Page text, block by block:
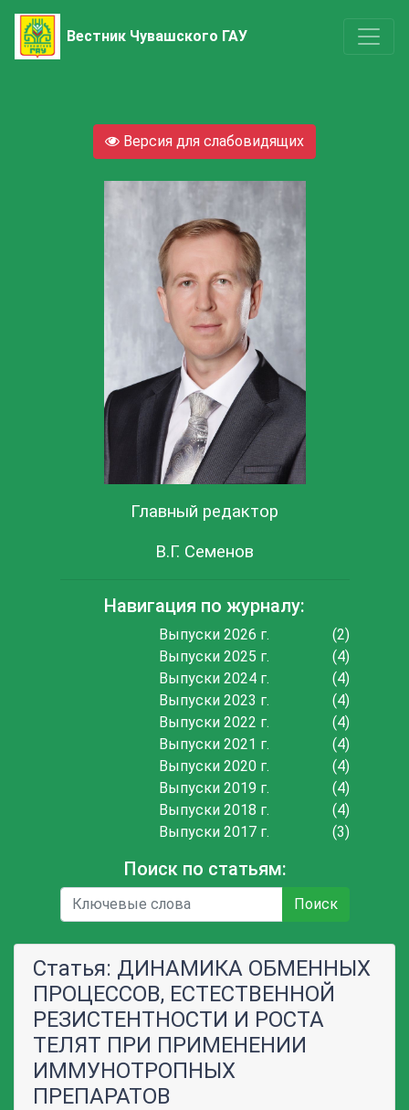
Вестник Чувашского ГАУ
Версия для слабовидящих
Главный редактор
В.Г. Семенов
Навигация по журналу:
Выпуски 2026 г.
(2)
Выпуски 2025 г.
(4)
Выпуски 2024 г.
(4)
Выпуски 2023 г.
(4)
Выпуски 2022 г.
(4)
Выпуски 2021 г.
(4)
Выпуски 2020 г.
(4)
Выпуски 2019 г.
(4)
Выпуски 2018 г.
(4)
Выпуски 2017 г.
(3)
Поиск по статьям:
Поиск
Статья: ДИНАМИКА ОБМЕННЫХ
ПРОЦЕССОВ, ЕСТЕСТВЕННОЙ
РЕЗИСТЕНТНОСТИ И РОСТА
ТЕЛЯТ ПРИ ПРИМЕНЕНИИ
ИММУНОТРОПНЫХ
ПРЕПАРАТОВ